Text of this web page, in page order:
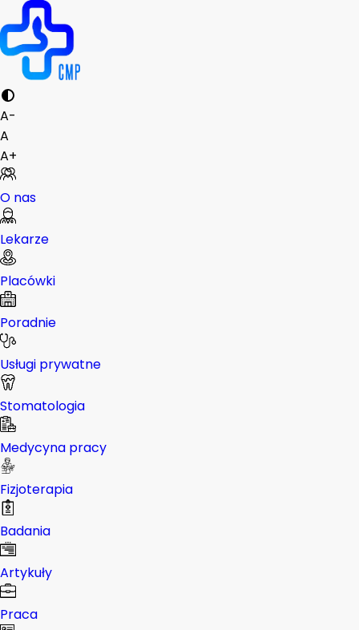
A-
A
A+
O nas
Lekarze
Placówki
Poradnie
Usługi prywatne
Stomatologia
Medycyna pracy
Fizjoterapia
Badania
Artykuły
Praca